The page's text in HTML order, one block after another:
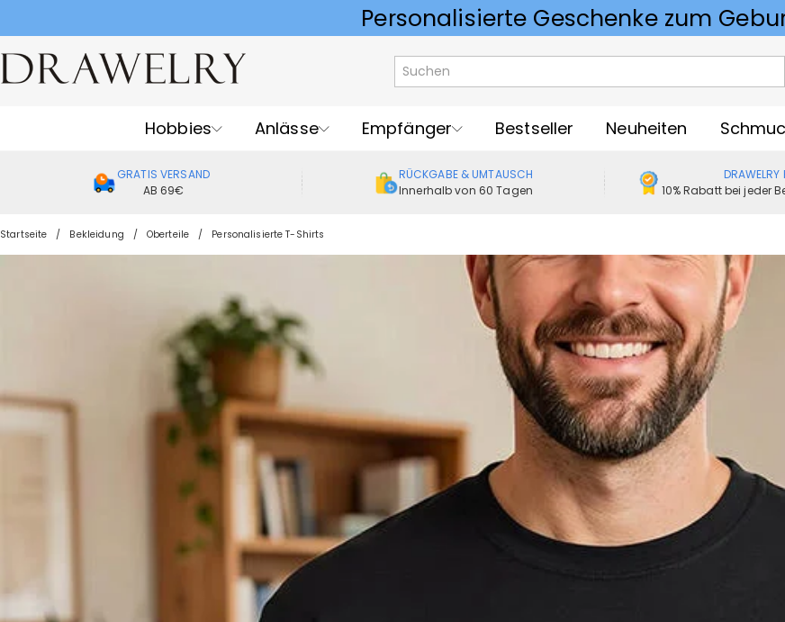
Vorlieben für
Hobbies Anlässe Empfänger Bestseller Neuheiten
GRATIS VERSAND
AB 69€
RÜCKGABE & UMTAUSCH
Innerhalb von 60 Tagen
DRAWELRY
10% Rabatt bei jeder
Startseite Bekleidung Oberteile Personalisierte T-Shirts